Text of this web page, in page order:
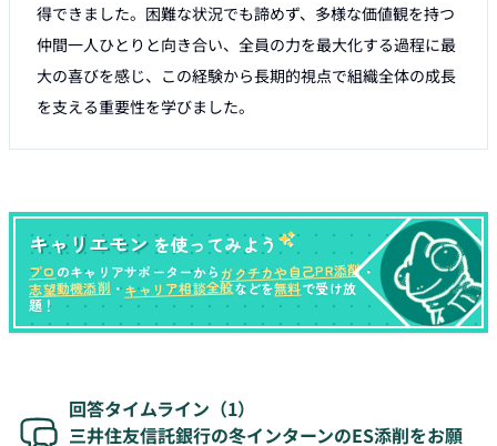
得できました。困難な状況でも諦めず、多様な価値観を持つ
仲間一人ひとりと向き合い、全員の力を最大化する過程に最
大の喜びを感じ、この経験から長期的視点で組織全体の成長
を支える重要性を学びました。
キャリエモン を使ってみよう
プロ のキャリアサポーターからガクチカや自己PR添削・
志望動機添削 ・キャリア相談全般などを無料で受け放
題！
回答タイムライン（1）
三井住友信託銀行の冬インターンのES添削をお願